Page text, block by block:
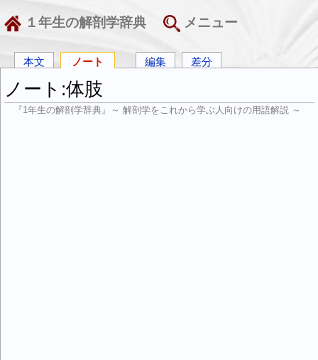
１年生の解剖学辞典 メニュー
本文 ノート 編集 差分
ノート:体肢
『1年生の解剖学辞典』～ 解剖学をこれから学ぶ人向けの用語解説 ～